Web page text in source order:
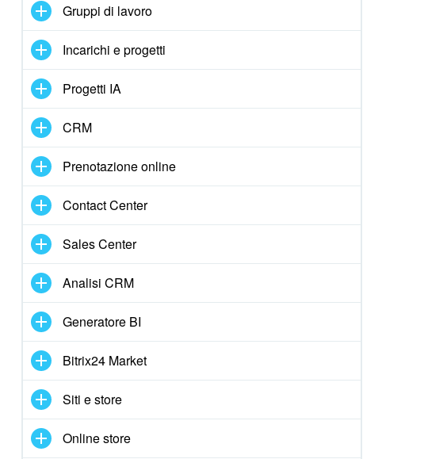
Gruppi di lavoro
Incarichi e progetti
Progetti IA
CRM
Prenotazione online
Contact Center
Sales Center
Analisi CRM
Generatore BI
Bitrix24 Market
Siti e store
Online store